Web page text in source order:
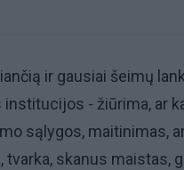
ir gausiai šeimų
- žiūrima, ar
sąlygos, maitinimas,
tvarka, skanus maistas,